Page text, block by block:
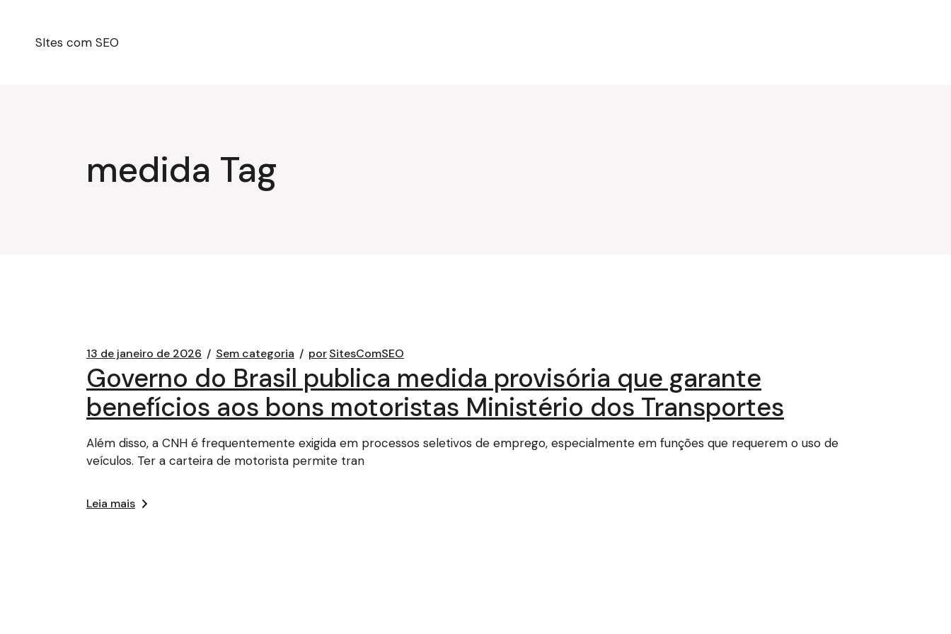
conteúdoSItes com SEO
medida Tag
13 de janeiro de 2026 Sem categoria porSitesComSEO
Governo do Brasil publica medida provisória que garante
benefícios aos bons motoristas Ministério dos Transportes
Além disso, a CNH é frequentemente exigida em processos seletivos de emprego, especialmente em funções que requerem o uso de
veículos. Ter a carteira de motorista permite tran
Leia mais